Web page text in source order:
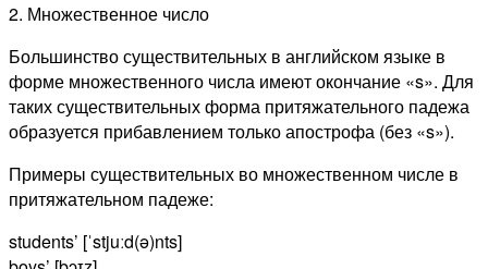
2. Множественное число
Большинство существительных в английском языке в
форме множественного числа имеют окончание «s». Для
таких существительных форма притяжательного падежа
образуется прибавлением только апострофа (без «s»).
Примеры существительных во множественном числе в
притяжательном падеже:
students’ [ˈstjuːd(ə)nts]